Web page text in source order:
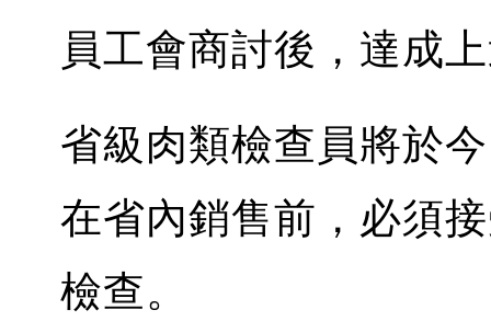
員工會商討後，達成
省級肉類檢查員將於
在省內銷售前，必須
檢查。